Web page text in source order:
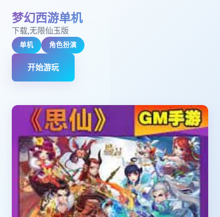
梦幻西游单机
下载,无限仙玉版
单机 角色扮演
开始游玩